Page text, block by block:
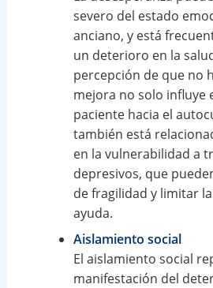
severo del estado
anciano, y está
un deterioro en la
percepción de que no
mejora no solo influye
paciente hacia el
también está
en la vulnerabilidad a
depresivos, que
de fragilidad y limitar
ayuda.
Aislamiento social
El aislamiento social
manifestación del